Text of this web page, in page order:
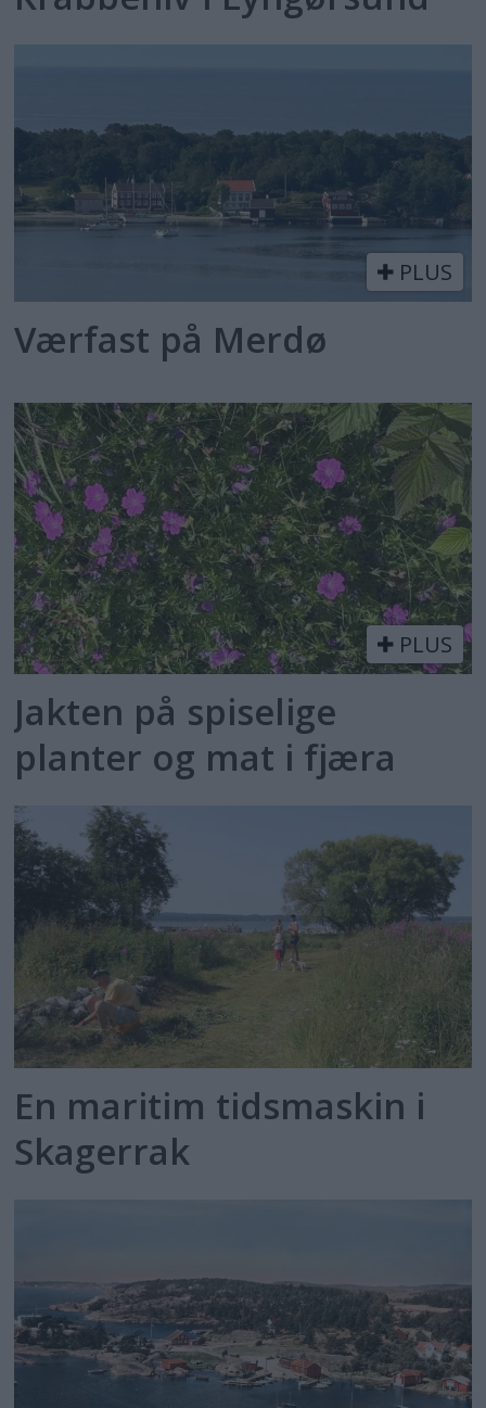
PLUS
Værfast på Merdø
PLUS
Jakten på spiselige
planter og mat i fjæra
En maritim tidsmaskin i
Skagerrak